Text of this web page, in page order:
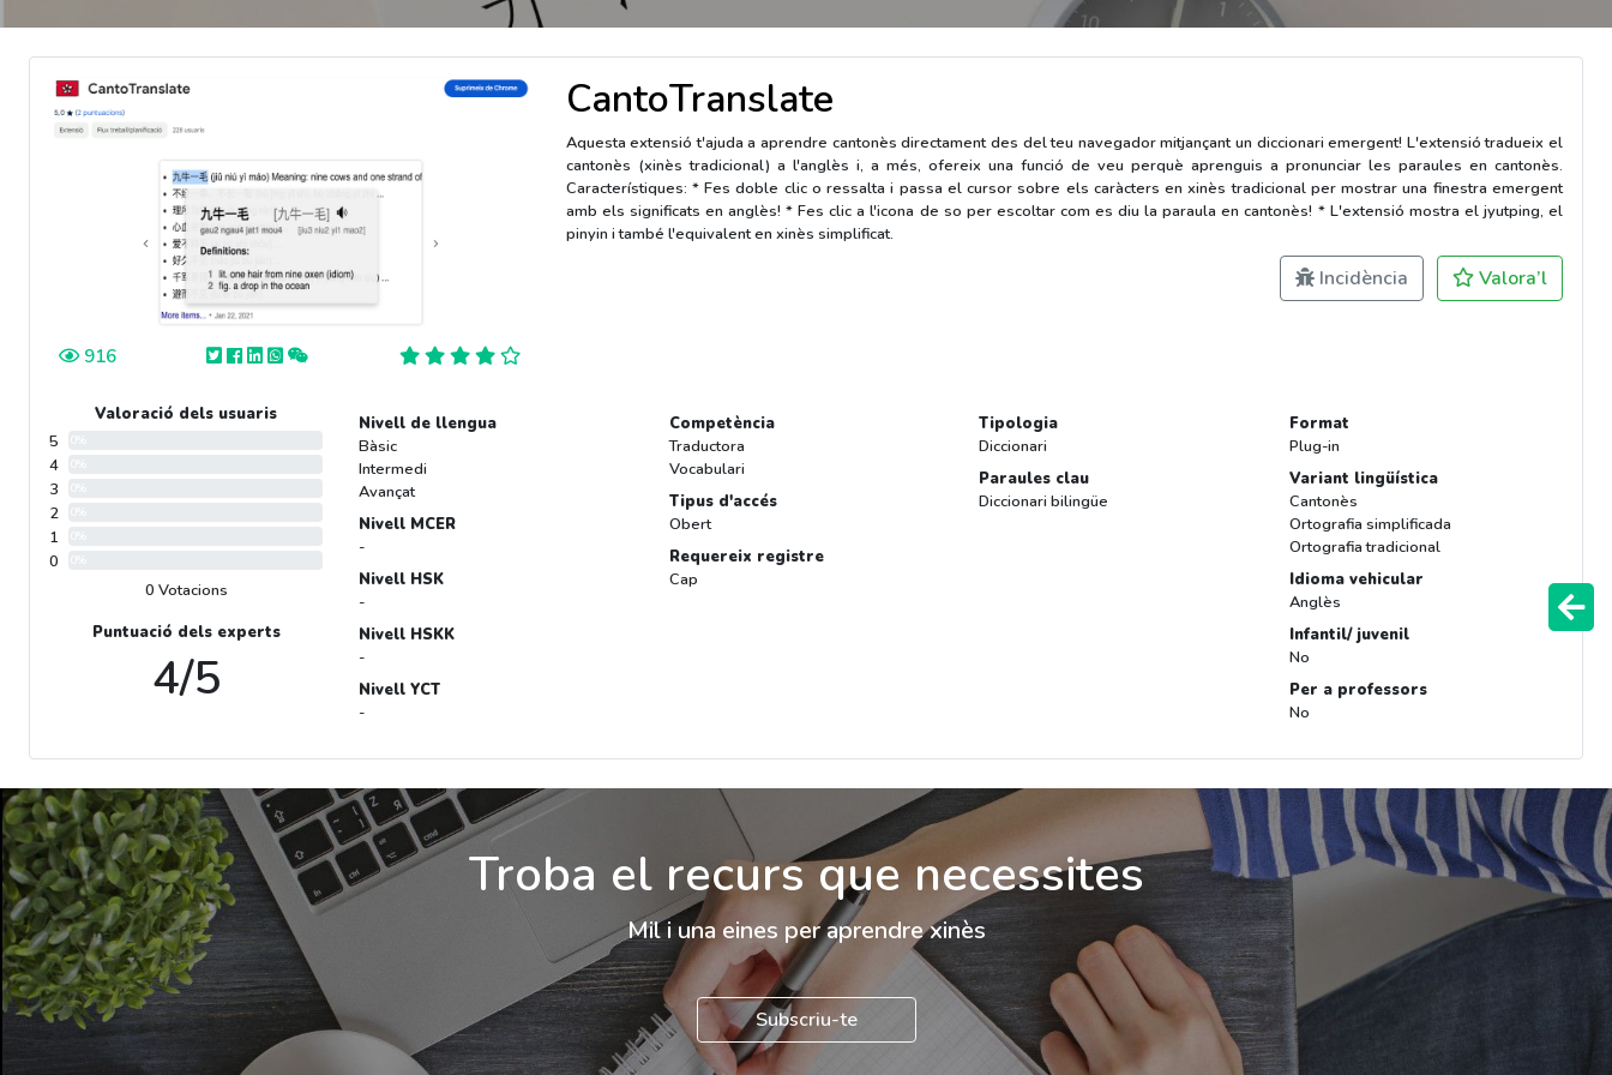
916
CantoTranslate
Aquesta extensió t'ajuda a aprendre cantonès directament des del teu navegador mitjançant un diccionari emergent! L'extensió tradueix el
cantonès (xinès tradicional) a l'anglès i, a més, ofereix una funció de veu perquè aprenguis a pronunciar les paraules en cantonès.
Característiques: * Fes doble clic o ressalta i passa el cursor sobre els caràcters en xinès tradicional per mostrar una finestra emergent
amb els significats en anglès! * Fes clic a l'icona de so per escoltar com es diu la paraula en cantonès! * L'extensió mostra el jyutping, el
pinyin i també l'equivalent en xinès simplificat.
Incidència Valora’l
Valoració dels usuaris
5
4
3
2
1
0
0 Votacions
Puntuació dels experts
4/5
Nivell de llengua
Bàsic
Intermedi
Avançat
Nivell MCER
-
Nivell HSK
-
Nivell HSKK
-
Nivell YCT
-
Competència
Traductora
Vocabulari
Tipus d'accés
Obert
Requereix registre
Cap
Tipologia
Diccionari
Paraules clau
Diccionari bilingüe
Format
Plug-in
Variant lingüística
Cantonès
Ortografia simplificada
Ortografia tradicional
Idioma vehicular
Anglès
Infantil/ juvenil
No
Per a professors
No
Troba el recurs que necessites
Mil i una eines per aprendre xinès
Subscriu-te